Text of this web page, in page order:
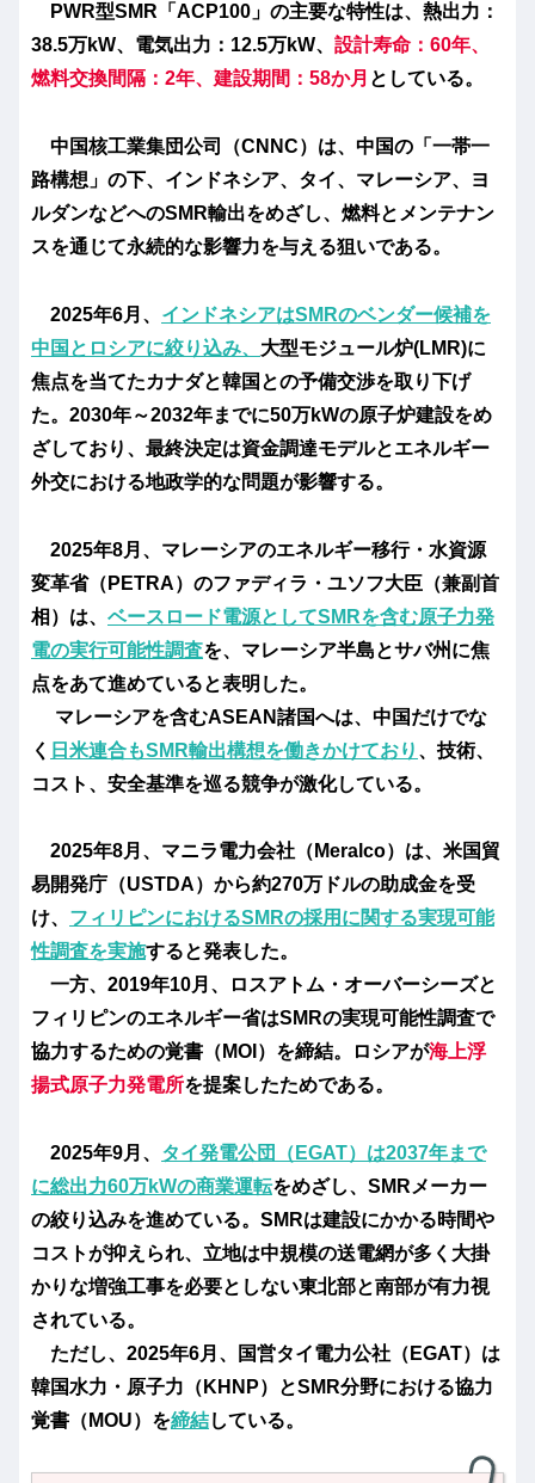
PWR型SMR「ACP100」の主要な特性は、熱出力：
38.5万kW、電気出力：12.5万kW、 設計寿命：60年、
燃料交換間隔：2年、建設期間：58か月 としている。
中国核工業集団公司（CNNC）は、中国の「一帯一
路構想」の下、インドネシア、タイ、マレーシア、ヨ
ルダンなどへのSMR輸出をめざし、燃料とメンテナン
スを通じて永続的な影響力を与える狙いである。
2025年6月、 インドネシアはSMRのベンダー候補を
中国とロシアに絞り込み、 大型モジュール炉(LMR)に
焦点を当てたカナダと韓国との予備交渉を取り下げ
た。 2030年～2032年までに50万kWの原子炉建設をめ
ざしており、最終決定は資金調達モデルとエネルギー
外交における地政学的な問題が影響する。
2025年8月、マレーシアのエネルギー移行・水資源
変革省（PETRA）のファディラ・ユソフ大臣（兼副首
相）は、 ベースロード電源としてSMRを含む原子力発
電の実行可能性調査を、マレーシア半島とサバ州に焦
点をあて進めていると表明した。
マレーシアを含むASEAN諸国へは、中国だけでな
く 日米連合もSMR輸出構想を働きかけており 、技術、
コスト、安全基準を巡る競争が激化している。
2025年8月、マニラ電力会社（Meralco）は、米国貿
易開発庁（USTDA）から約270万ドルの助成金を受
け、 フィリピンにおけるSMRの採用に関する実現可能
性調査を実施すると発表した。
一方、2019年10月、ロスアトム・オーバーシーズと
フィリピンのエネルギー省はSMRの実現可能性調査で
協力するための覚書（MOI）を締結。ロシアが海上浮
揚式原子力発電所を提案したためである。
2025年9月、 タイ発電公団（EGAT）は2037年まで
に総出力60万kWの商業運転をめざし、SMRメーカー
の絞り込みを進めている。SMRは建設にかかる時間や
コストが抑えられ、立地は中規模の送電網が多く大掛
かりな増強工事を必要としない東北部と南部が有力視
されている。
ただし、2025年6月、国営タイ電力公社（EGAT）は
韓国水力・原子力（KHNP）とSMR分野における協力
覚書（MOU）を締結している。